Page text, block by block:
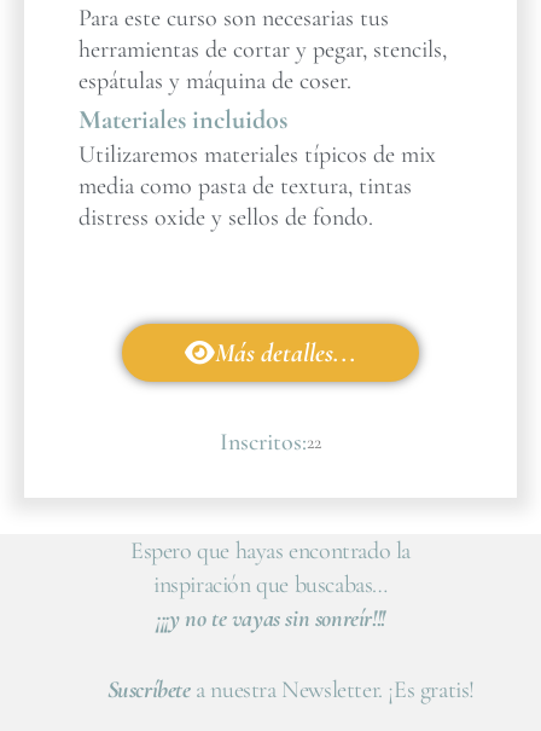
Para este curso son necesarias tus
herramientas de cortar y pegar, stencils,
espátulas y máquina de coser.
Materiales incluidos
Utilizaremos materiales típicos de mix
media como pasta de textura, tintas
distress oxide y sellos de fondo.
Más detalles...
Inscritos:22
Espero que hayas encontrado la
inspiración que buscabas…
¡¡¡y no te vayas sin sonreír!!!
Suscríbetea nuestra Newsletter. ¡Es gratis!